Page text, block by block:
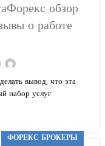
обзор
о работе
вывод, что эта
услуг ...
ФОРЕКС БРОКЕРЫ